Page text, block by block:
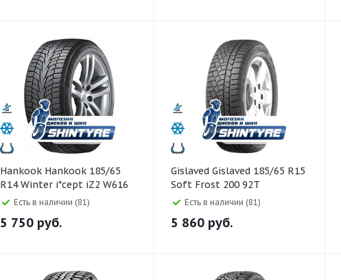
Hankook Hankook 185/65
R14 Winter i*cept iZ2 W616
90TЕсть в наличии (81)
5 750 руб.
Gislaved Gislaved 185/65 R15
Soft Frost 200 92T
Есть в наличии (81)
5 860 руб.